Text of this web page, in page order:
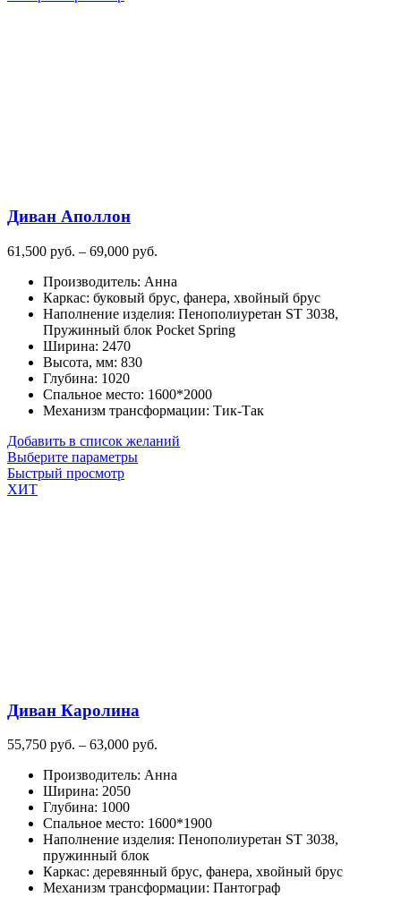
Диван Аполлон
61,500 руб. – 69,000 руб.
61,500
руб.
–
69,000
Производитель: Анна
Каркас: буковый брус, фанера, хвойный брус
Наполнение изделия: Пенополиуретан ST 3038,
Пружинный блок Pocket Spring
Ширина: 2470
Высота, мм: 830
Глубина: 1020
Спальное место: 1600*2000
Механизм трансформации: Тик-Так
Добавить в список желаний
Выберите параметрыЭтот
Быстрый просмотр
ХИТ
Диван Каролина
55,750 руб. – 63,000 руб.
55,750
63,000
руб.
Производитель: Анна
Ширина: 2050
Глубина: 1000
Спальное место: 1600*1900
Наполнение изделия: Пенополиуретан ST 3038,
пружинный блок
Каркас: деревянный брус, фанера, хвойный брус
Механизм трансформации: Пантограф